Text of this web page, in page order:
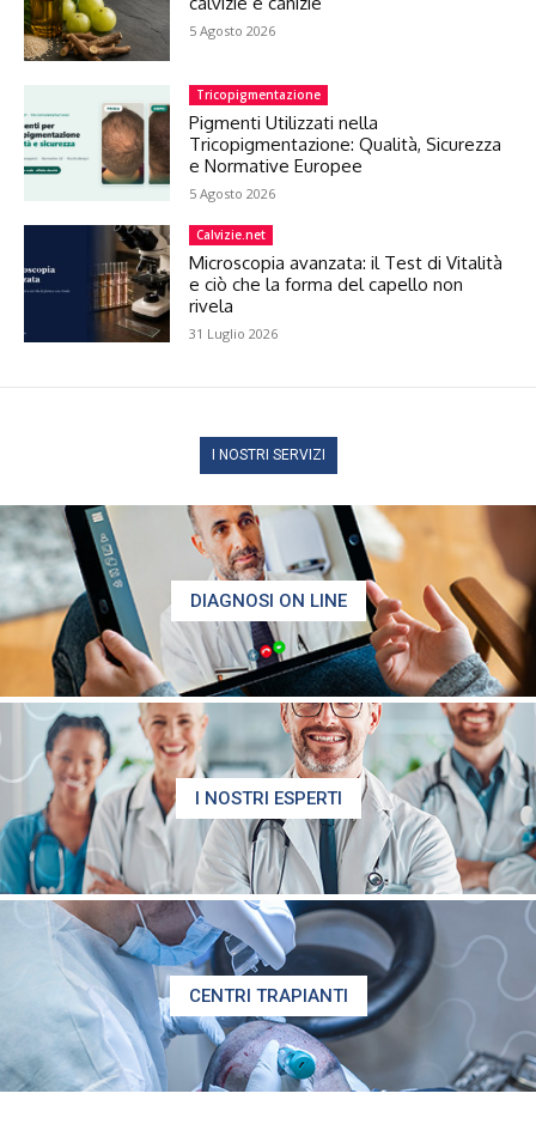
5 Agosto 2026
Tricopigmentazione
Pigmenti Utilizzati nella
Tricopigmentazione: Qualità, Sicurezza
e Normative Europee
5 Agosto 2026
Calvizie.net
Microscopia avanzata: il Test di Vitalità
e ciò che la forma del capello non
rivela
31 Luglio 2026
I NOSTRI SERVIZI
DIAGNOSI ON LINE
I NOSTRI ESPERTI
CENTRI TRAPIANTI